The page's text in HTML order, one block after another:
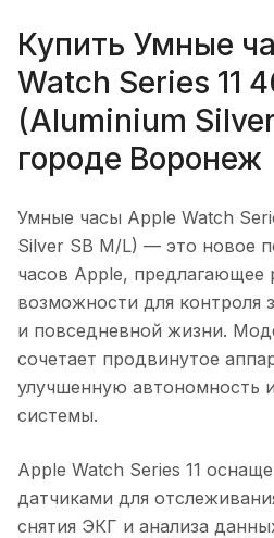
Купить Умные
Watch Series 11
(Aluminium
городе Воронеж
Умные часы Apple Watch
Silver SB M/L) — это новое
часов Apple, предлагающее
возможности для контроля
и повседневной жизни.
сочетает продвинутое
улучшенную автономность
системы.
Apple Watch Series 11
датчиками для
снятия ЭКГ и анализа